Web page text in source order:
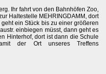
Ihr fahrt von den Bahnhöfen Zoo,
Haltestelle MEHRINGDAMM, dort
ein Stück bis zu einer größeren
einbiegen müsst, dann geht es
Hinterhof, dort ist dann die Schule
der Ort unseres Treffens